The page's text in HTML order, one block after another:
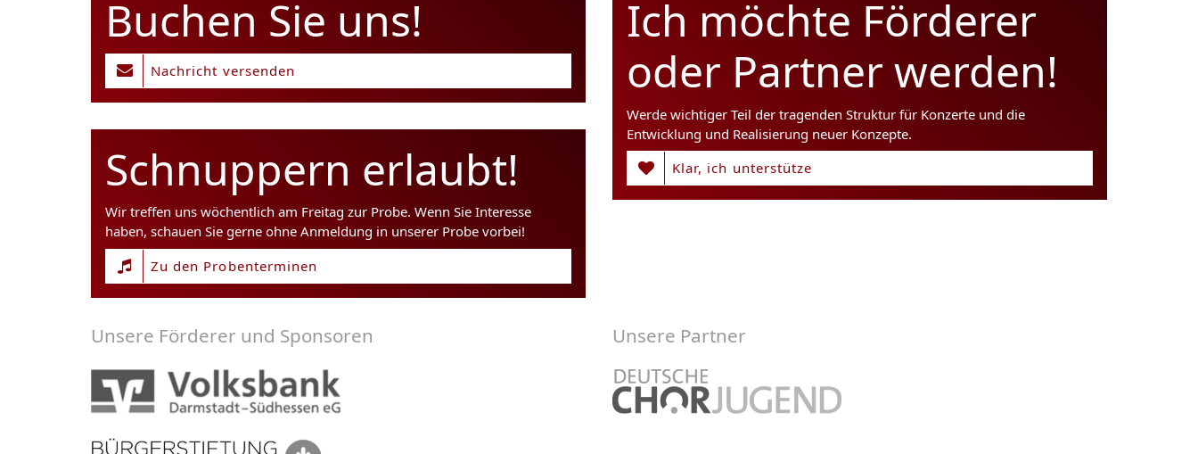
Buchen Sie uns!
Nachricht versenden
Schnuppern erlaubt!
Wir treffen uns wöchentlich am Freitag zur Probe. Wenn Sie Interesse
haben, schauen Sie gerne ohne Anmeldung in unserer Probe vorbei!
Zu den Probenterminen
Ich möchte Förderer
oder Partner werden!
Werde wichtiger Teil der tragenden Struktur für Konzerte und die
Entwicklung und Realisierung neuer Konzepte.
Klar, ich unterstütze
Unsere Förderer und Sponsoren Unsere Partner